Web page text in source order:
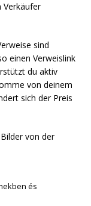
Verkäufer
sind
einen Verweislink
du aktiv
von deinem
sich der Preis
von der
és